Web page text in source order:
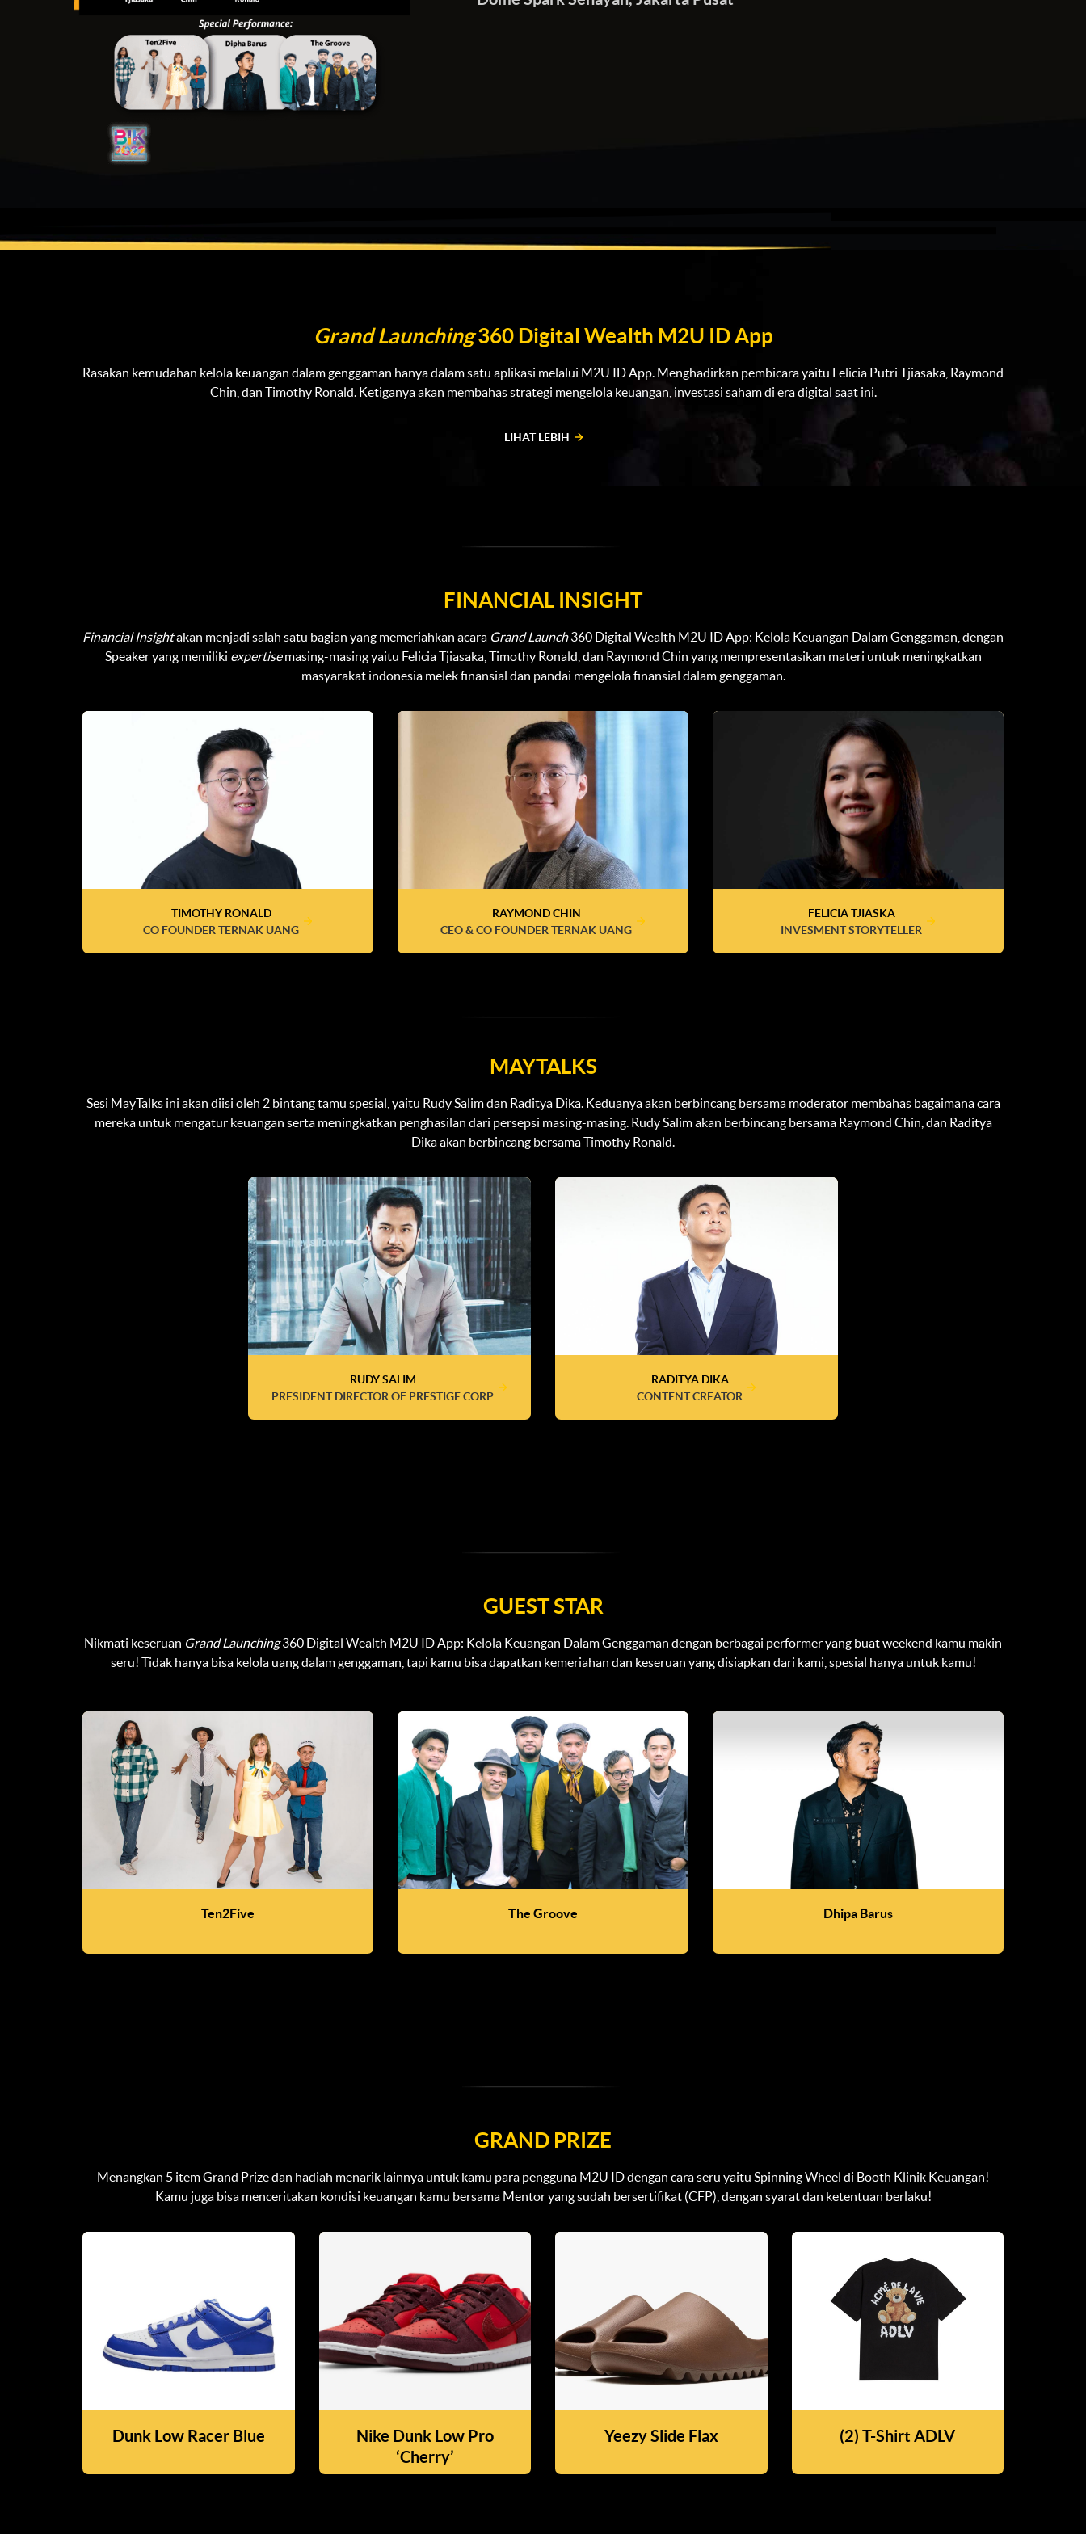
PELAJARI SEKARANG
Grand Launching360 Digital Wealth M2U ID App
Rasakan kemudahan kelola keuangan dalam genggaman hanya dalam satu aplikasi melalui M2U ID App. Menghadirkan pembicara yaitu Felicia Putri Tjiasaka, Raymond
Chin, dan Timothy Ronald. Ketiganya akan membahas strategi mengelola keuangan, investasi saham di era digital saat ini.
LIHAT LEBIH
FINANCIAL INSIGHT
Financial Insightakan menjadi salah satu bagian yang memeriahkan acara Grand Launch360 Digital Wealth M2U ID App: Kelola Keuangan Dalam Genggaman, dengan
Speaker yang memiliki expertisemasing-masing yaitu Felicia Tjiasaka, Timothy Ronald, dan Raymond Chin yang mempresentasikan materi untuk meningkatkan
masyarakat indonesia melek finansial dan pandai mengelola finansial dalam genggaman.
TIMOTHY RONALD
CO FOUNDER TERNAK UANG
RAYMOND CHIN
CEO & CO FOUNDER TERNAK UANG
FELICIA TJIASKA
INVESMENT STORYTELLER
MAYTALKS
Sesi MayTalks ini akan diisi oleh 2 bintang tamu spesial, yaitu Rudy Salim dan Raditya Dika. Keduanya akan berbincang bersama moderator membahas bagaimana cara
mereka untuk mengatur keuangan serta meningkatkan penghasilan dari persepsi masing-masing. Rudy Salim akan berbincang bersama Raymond Chin, dan Raditya
Dika akan berbincang bersama Timothy Ronald.
RUDY SALIM
PRESIDENT DIRECTOR OF PRESTIGE CORP
RADITYA DIKA
CONTENT CREATOR
GUEST STAR
Nikmati keseruan Grand Launching360 Digital Wealth M2U ID App: Kelola Keuangan Dalam Genggaman dengan berbagai performer yang buat weekend kamu makin
seru! Tidak hanya bisa kelola uang dalam genggaman, tapi kamu bisa dapatkan kemeriahan dan keseruan yang disiapkan dari kami, spesial hanya untuk kamu!
Ten2Five The Groove Dhipa Barus
GRAND PRIZE
Menangkan 5 item Grand Prize dan hadiah menarik lainnya untuk kamu para pengguna M2U ID dengan cara seru yaitu Spinning Wheel di Booth Klinik Keuangan!
Kamu juga bisa menceritakan kondisi keuangan kamu bersama Mentor yang sudah bersertifikat (CFP), dengan syarat dan ketentuan berlaku!
Dunk Low Racer Blue
Nike Dunk Low Pro
‘Cherry’
Yeezy Slide Flax (2) T-Shirt ADLV